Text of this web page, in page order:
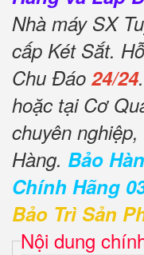
Nhà máy SX
cấp Két Sắt.
Chu Đáo 24/24
hoặc tại Cơ
chuyên
Hàng. Bảo
Chính Hãng
Bảo Trì Sản
Nội dung